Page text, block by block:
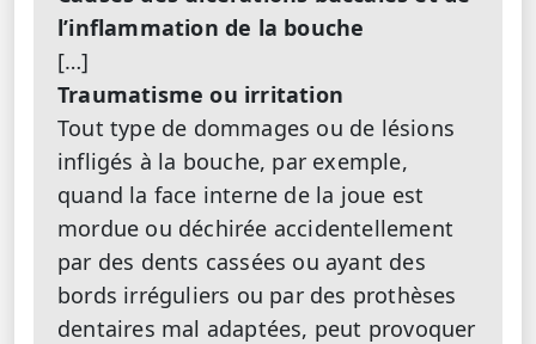
l’inflammation de la bouche
[…]
Traumatisme ou irritation
Tout type de dommages ou de lésions
infligés à la bouche, par exemple,
quand la face interne de la joue est
mordue ou déchirée accidentellement
par des dents cassées ou ayant des
bords irréguliers ou par des prothèses
dentaires mal adaptées, peut provoquer